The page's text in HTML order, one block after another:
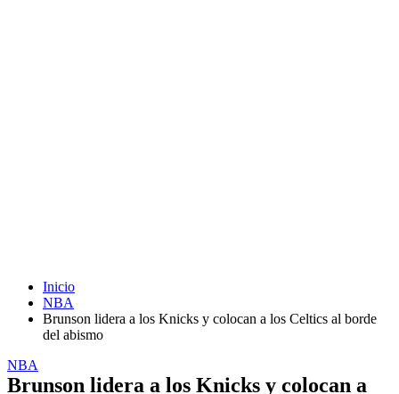
Inicio
NBA
Brunson lidera a los Knicks y colocan a los Celtics al borde
del abismo
NBA
Brunson lidera a los Knicks y colocan a